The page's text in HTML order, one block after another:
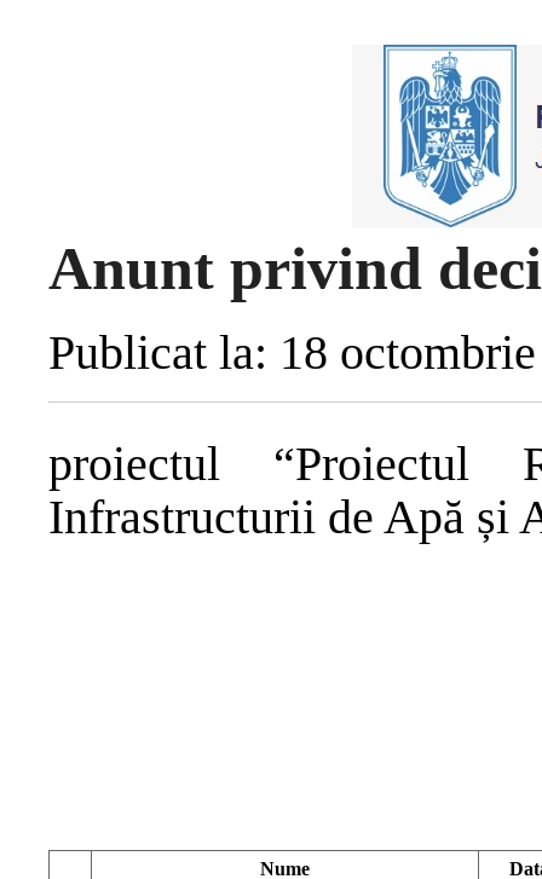
Anunt privind
Publicat la: 18
proiectul “Proiectul
Infrastructurii de Apă și
Nume